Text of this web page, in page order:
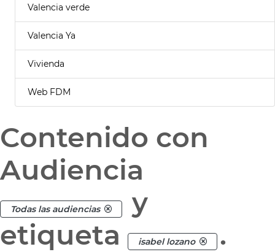
Valencia verde
Valencia Ya
Vivienda
Web FDM
Contenido con
Audiencia
Todas las audiencias
y
etiqueta
isabel lozano .